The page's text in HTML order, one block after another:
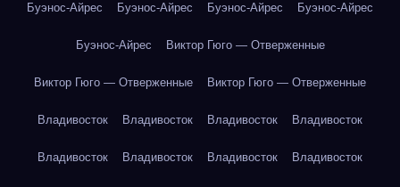
Буэнос-Айрес Буэнос-Айрес Буэнос-Айрес Буэнос-Айрес
Буэнос-Айрес Виктор Гюго — Отверженные
Виктор Гюго — Отверженные Виктор Гюго — Отверженные
Владивосток Владивосток Владивосток Владивосток
Владивосток Владивосток Владивосток Владивосток